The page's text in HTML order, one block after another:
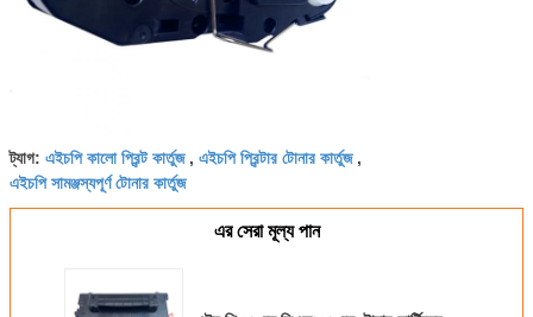
ট্যাগ: এইচপি কালো প্রিন্ট কার্তুজ, এইচপি প্রিন্টার টোনার কার্তুজ,
এইচপি সামঞ্জস্যপূর্ণ টোনার কার্তুজ
এর সেরা মূল্য পান